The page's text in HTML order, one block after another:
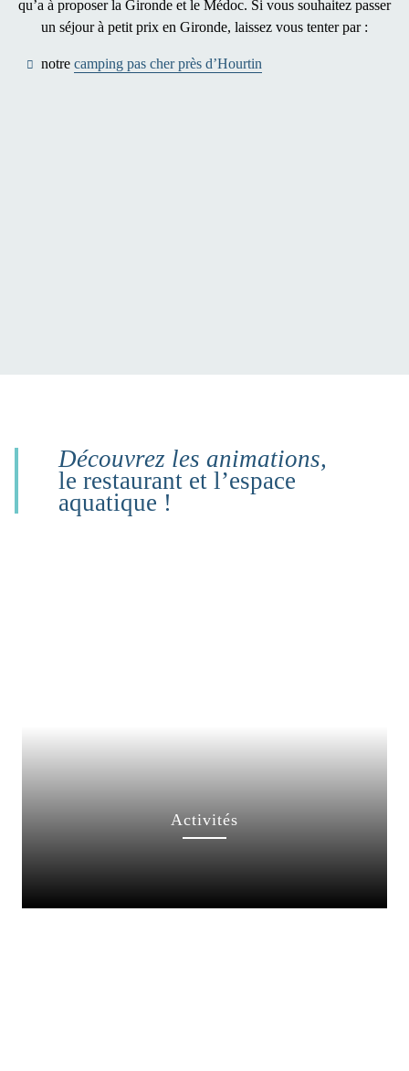
qu’a à proposer la Gironde et le Médoc. Si vous souhaitez passer
un séjour à petit prix en Gironde, laissez vous tenter par :
notre camping pas cher près d’Hourtin
Découvrez les animations,
le restaurant et l’espace
aquatique !
Activités